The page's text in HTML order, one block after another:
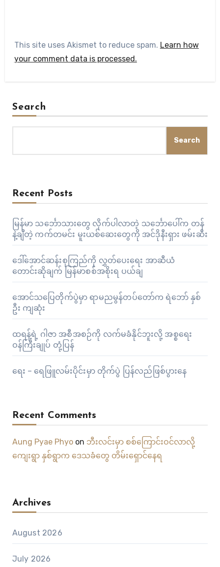
This site uses Akismet to reduce spam. Learn how
your comment data is processed.
Search
Search
Recent Posts
မြန်မာ သင်္ဘောသားတွေ လိုက်ပါလာတဲ့ သင်္ဘောပေါ်က တန်
နဲ့ချီတဲ့ ကက်တမင်း မူးယစ်ဆေးတွေကို အင်ဒိုနီးရှား ဖမ်းဆီး
ဒေါ်အောင်ဆန်းစုကြည်ကို လွှတ်ပေးရေး အာဆီယံ
တောင်းဆိုချက် မြန်မာစစ်အစိုးရ ပယ်ချ
အောင်သပြေတိုက်ပွဲမှာ ရာမညမွန်တပ်တော်က ရဲဘော် နှစ်
ဦး ကျဆုံး
ထရန့်ရဲ့ ဂါဇာ အစီအစဉ်ကို လက်မခံနိုင်ဘူးလို့ အစ္စရေး
ဝန်ကြီးချုပ် တုံ့ပြန်
ရေး – ရေဖြူလမ်းပိုင်းမှာ တိုက်ပွဲ ပြန်လည်ဖြစ်ပွားနေ
Recent Comments
Aung Pyae Phyoon ဘီးလင်းမှာ စစ်ကြောင်းဝင်လာလို့
ကျေးရွာ နှစ်ရွာက ဒေသခံတွေ တိမ်းရှောင်နေရ
Archives
August 2026
July 2026